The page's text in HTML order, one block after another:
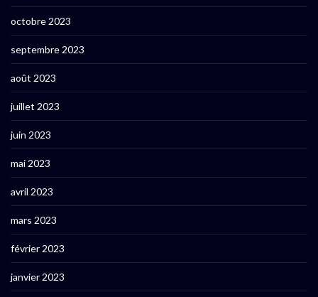
octobre 2023
septembre 2023
août 2023
juillet 2023
juin 2023
mai 2023
avril 2023
mars 2023
février 2023
janvier 2023